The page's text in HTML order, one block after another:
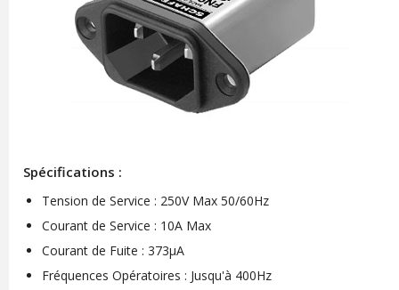
Spécifications :
Tension de Service : 250V Max 50/60Hz
Courant de Service : 10A Max
Courant de Fuite : 373µA
Fréquences Opératoires : Jusqu'à 400Hz